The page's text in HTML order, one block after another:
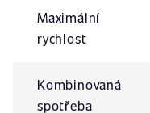
Maximální
rychlost
Kombinovaná
spotřeba